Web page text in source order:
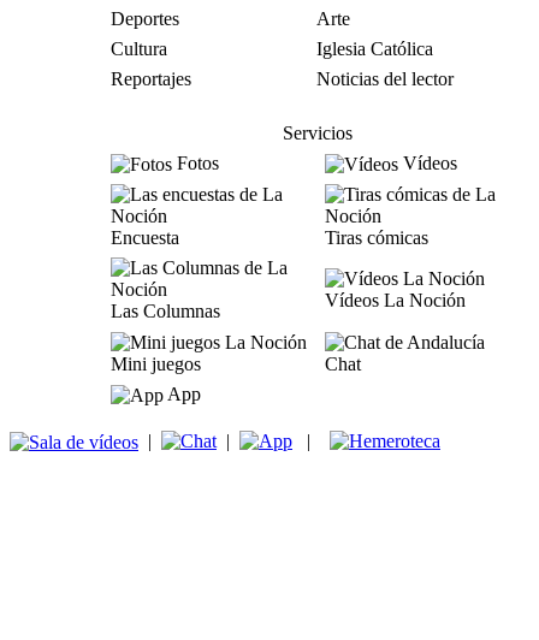
Deportes
Arte
Cultura
Iglesia Católica
Reportajes
Noticias del lector
Servicios
Fotos
Vídeos
Encuesta Tiras cómicas
Las Columnas
Vídeos La Noción
Mini juegos
Chat
App
| | |